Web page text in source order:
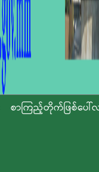
စာကြည့်တိုက်ဖြစ်ပေါ်